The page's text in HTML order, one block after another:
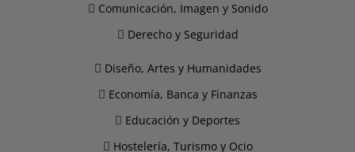
Comunicación, Imagen y Sonido
Derecho y Seguridad
Diseño, Artes y Humanidades
Economía, Banca y Finanzas
Educación y Deportes
Hostelería, Turismo y Ocio